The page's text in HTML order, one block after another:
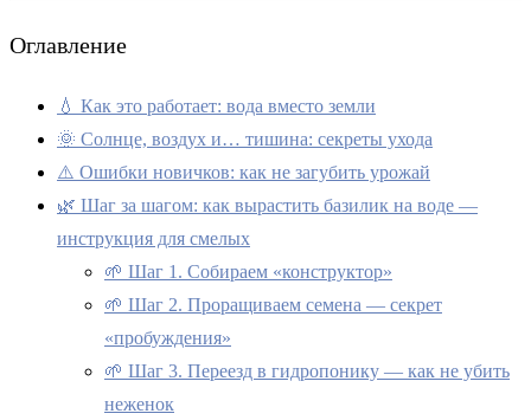
Оглавление
💧 Как это работает: вода вместо земли
🌞 Солнце, воздух и… тишина: секреты ухода
⚠️ Ошибки новичков: как не загубить урожай
🌿 Шаг за шагом: как вырастить базилик на воде —
инструкция для смелых
🌱 Шаг 1. Собираем «конструктор»
🌱 Шаг 2. Проращиваем семена — секрет
«пробуждения»
🌱 Шаг 3. Переезд в гидропонику — как не убить
неженок